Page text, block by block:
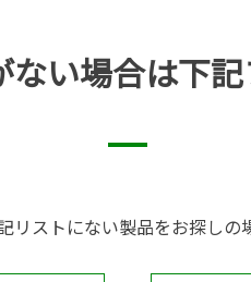
ない場合は下
ストにない製品をお探しの